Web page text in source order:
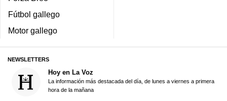
Fútbol gallego
Motor gallego
NEWSLETTERS
Hoy en La Voz
La información más destacada del día, de lunes a viernes a primera
hora de la mañana